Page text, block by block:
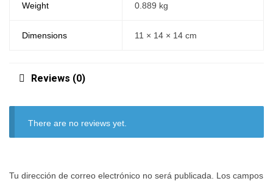
Weight 0.889 kg
Dimensions 11 × 14 × 14 cm
Reviews (0)
There are no reviews yet.
Tu dirección de correo electrónico no será publicada.
Los campos